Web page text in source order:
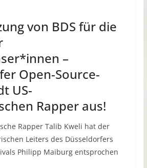
von BDS für die
–
Open-Source-
US-
Rapper aus!
Rapper Talib Kweli hat der
Leiters des Düsseldorfers
Philipp Maiburg entsprochen